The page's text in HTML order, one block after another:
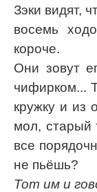
Зэки видят,
восемь
короче.
Они зовут
чифирком...
кружку и из
мол, старый
все
не пьёшь?
Тот им и